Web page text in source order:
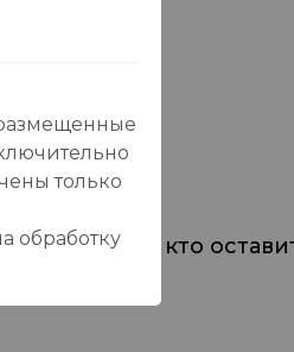
первым, кто
только
обработку